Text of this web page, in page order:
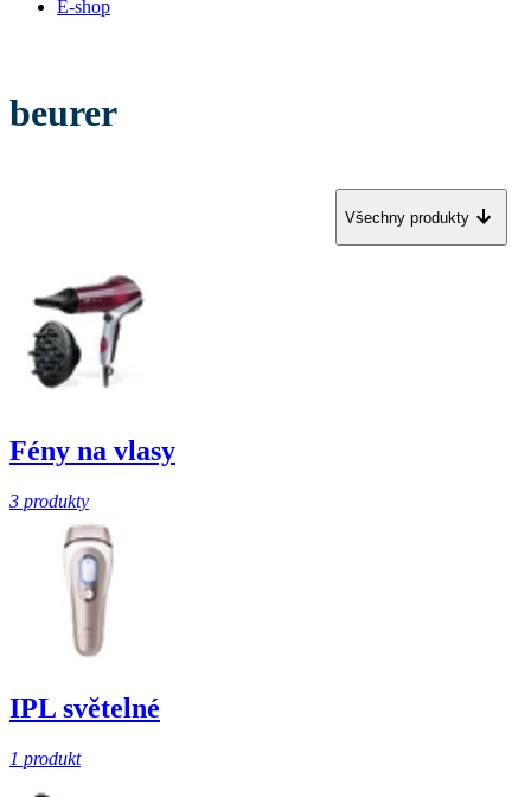
E-shop
beurer
Všechny produkty
Fény na vlasy
3 produkty
IPL světelné
1 produkt